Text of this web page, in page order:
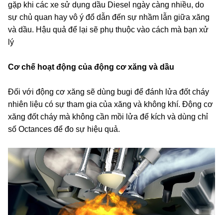
gặp khi các xe sử dụng dầu Diesel ngày càng nhiều, do
sự chủ quan hay vô ý đổ dẫn đến sự nhầm lẫn giữa xăng
và dầu. Hậu quả để lại sẽ phụ thuộc vào cách mà bạn xử
lý
Cơ chế hoạt động của động cơ xăng và dầu
Đối với động cơ xăng sẽ dùng bugi để đánh lửa đốt cháy
nhiên liệu có sự tham gia của xăng và không khí. Động cơ
xăng đốt cháy mà không cần mồi lửa để kích và dùng chỉ
số Octances để đo sự hiệu quả.